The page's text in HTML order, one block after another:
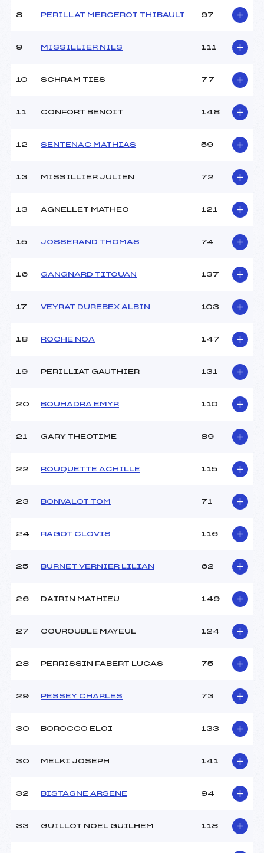
Ouvreurs B :
Neige :
COMPACTE
Ouvreurs A :
Température départ :
Catégorie :
U10
8 PERILLAT MERCEROT THIBAULT 97
9 MISSILLIER NILS 111
10 SCHRAM TIES 77
11 CONFORT BENOIT 148
12 SENTENAC MATHIAS 59
13 MISSILLIER JULIEN 72
13 AGNELLET MATHEO 121
15 JOSSERAND THOMAS 74
16 GANGNARD TITOUAN 137
17 VEYRAT DUREBEX ALBIN 103
18 ROCHE NOA 147
19 PERILLIAT GAUTHIER 131
20 BOUHADRA EMYR 110
21 GARY THEOTIME 89
22 ROUQUETTE ACHILLE 115
23 BONVALOT TOM 71
24 RAGOT CLOVIS 116
25 BURNET VERNIER LILIAN 62
26 DAIRIN MATHIEU 149
27 COUROUBLE MAYEUL 124
28 PERRISSIN FABERT LUCAS 75
29 PESSEY CHARLES 73
30 BOROCCO ELOI 133
30 MELKI JOSEPH 141
32 BISTAGNE ARSENE 94
33 GUILLOT NOEL GUILHEM 118